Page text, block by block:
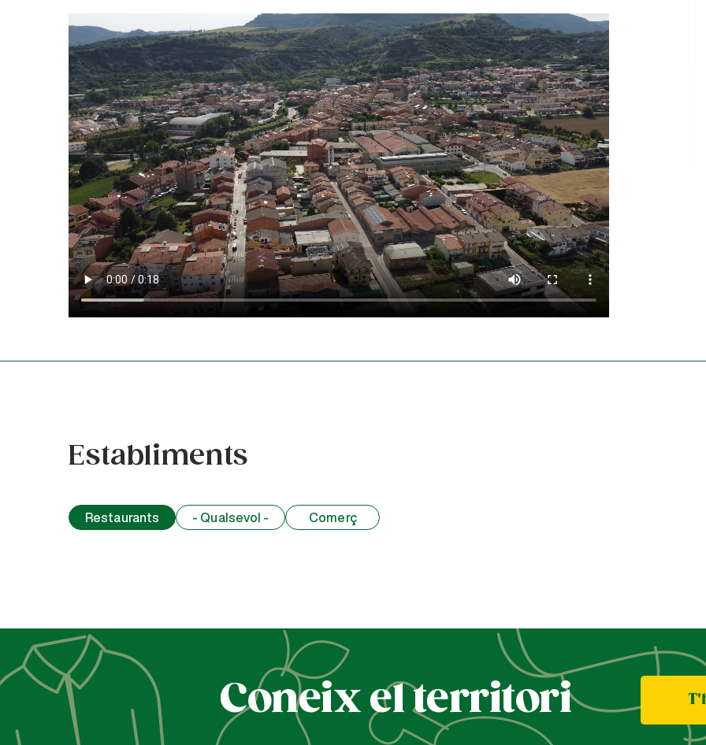
Establiments
Restaurants - Qualsevol - Comerç
Coneix el territori